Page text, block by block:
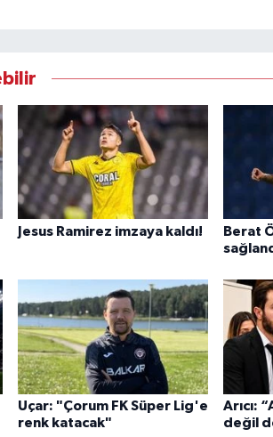
Jesus Ramirez imzaya kaldı!
Berat
Uçar: "Çorum FK Süper Lig'e
renk katacak"
Arıcı:
değil